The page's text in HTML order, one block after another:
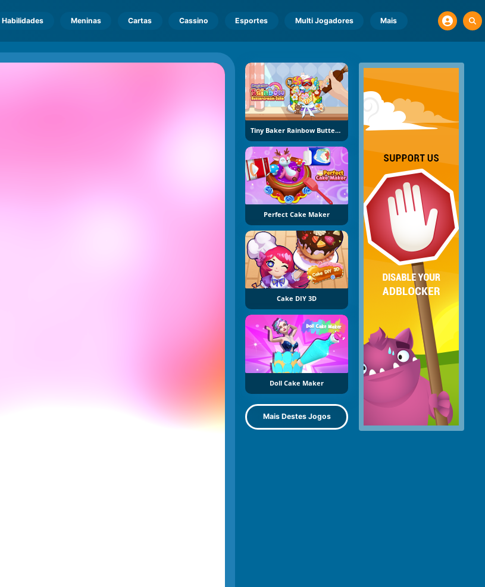
Habilidades Meninas Cartas Cassino Esportes Multi Jogadores Mais
Tiny Baker Rainbow Buttercream Cake
Perfect Cake Maker
Cake DIY 3D
Doll Cake Maker
Mais Destes Jogos